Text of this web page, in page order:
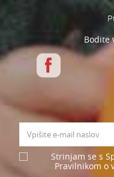
Bodite
Strinjam se s
Pravilnikom o